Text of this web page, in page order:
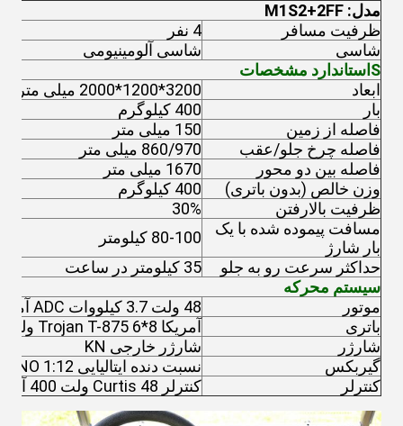
مدل: M1S2+2FF
ظرفیت مسافر
4 نفر
شاسی
شاسی آلومینیومی
S استاندارد مشخصات
ابعاد
3200*1200*2000 میلی متر
بار
400 کیلوگرم
فاصله از زمین
150 میلی متر
فاصله چرخ جلو/عقب
860/970 میلی متر
فاصله بین دو محور
1670 میلی متر
وزن خالص (بدون باتری)
400 کیلوگرم
ظرفیت بالارفتن
30%
مسافت پیموده شده با یک
بار شارژ
80-100 کیلومتر
حداکثر سرعت رو به جلو
35 کیلومتر در ساعت
سیستم محرکه
موتور
48 ولت 3.7 کیلووات ADC آمریکا
باتری
آمریکا Trojan T-875 6*8 ولت
شارژر
شارژر خارجی KN
گیربکس
نسبت دنده ایتالیایی GRAZIANO 1:12
کنترلر
کنترلر Curtis 48 ولت 400 آمپر